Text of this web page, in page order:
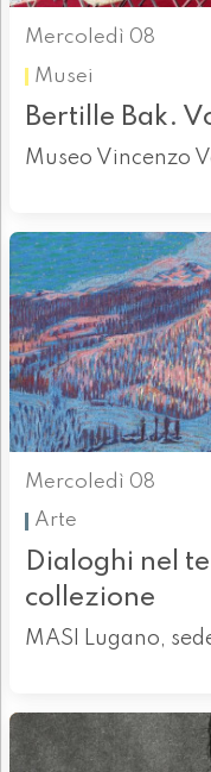
Mercoledì 08
Musei
Bertille Bak.
Museo Vincenzo
Mercoledì 08
Arte
Dialoghi nel
collezione
MASI Lugano,